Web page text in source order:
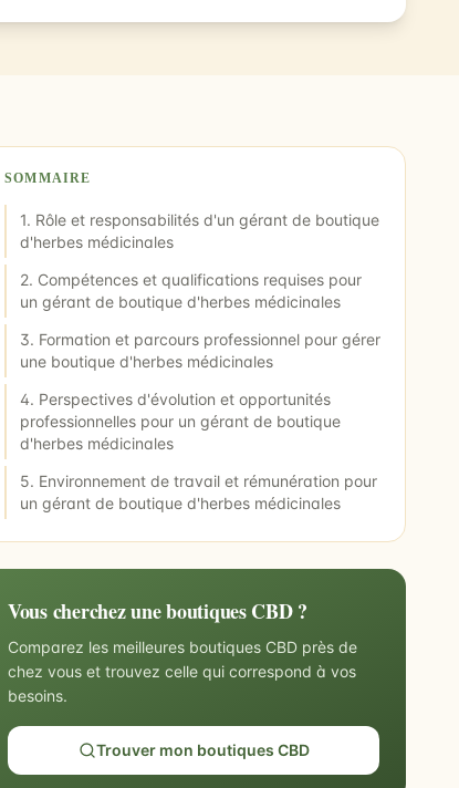
SOMMAIRE
1. Rôle et responsabilités d'un gérant de boutique
d'herbes médicinales
2. Compétences et qualifications requises pour
un gérant de boutique d'herbes médicinales
3. Formation et parcours professionnel pour gérer
une boutique d'herbes médicinales
4. Perspectives d'évolution et opportunités
professionnelles pour un gérant de boutique
d'herbes médicinales
5. Environnement de travail et rémunération pour
un gérant de boutique d'herbes médicinales
Vous cherchez une boutiques CBD ?
Comparez les meilleures boutiques CBD près de
chez vous et trouvez celle qui correspond à vos
besoins.
Trouver mon boutiques CBD